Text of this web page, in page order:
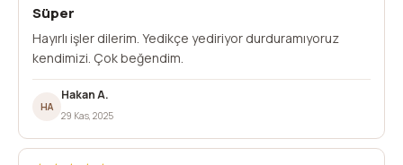
Süper
Hayırlı işler dilerim. Yedikçe yediriyor durduramıyoruz
kendimizi. Çok beğendim.
HA
Hakan A.
29 Kas, 2025